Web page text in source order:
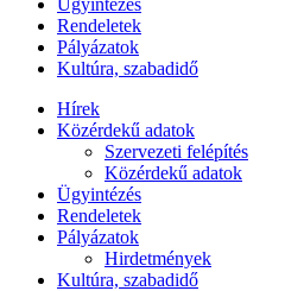
Ügyintézés
Rendeletek
Pályázatok
Kultúra, szabadidő
Hírek
Közérdekű adatok
Szervezeti felépítés
Közérdekű adatok
Ügyintézés
Rendeletek
Pályázatok
Hirdetmények
Kultúra, szabadidő